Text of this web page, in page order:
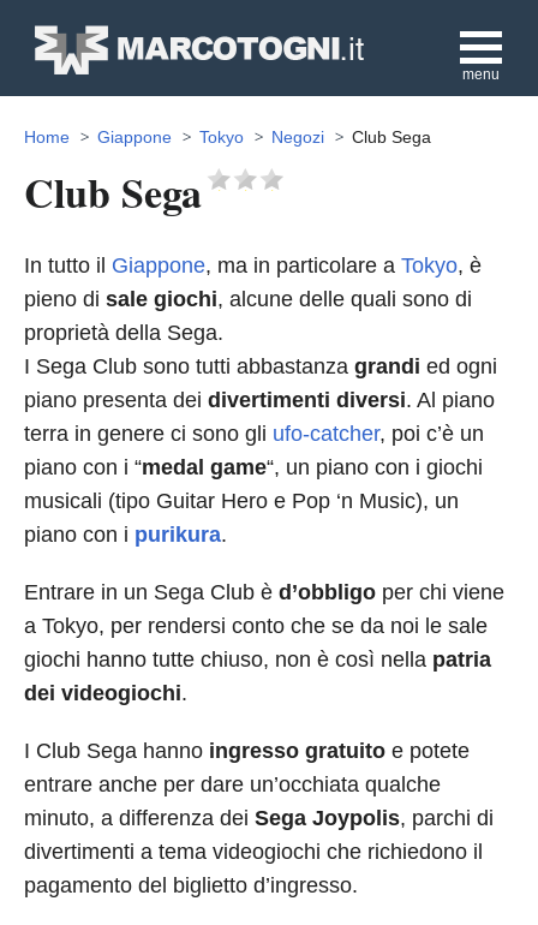
menu
Home Giappone Tokyo Negozi Club Sega
Club Sega
In tutto il Giappone, ma in particolare a Tokyo, è
pieno di sale giochi, alcune delle quali sono di
proprietà della Sega.
I Sega Club sono tutti abbastanza grandi ed ogni
piano presenta dei divertimenti diversi. Al piano
terra in genere ci sono gli ufo-catcher, poi c’è un
piano con i “medal game“, un piano con i giochi
musicali (tipo Guitar Hero e Pop ‘n Music), un
piano con i purikura.
Entrare in un Sega Club è d’obbligo per chi viene
a Tokyo, per rendersi conto che se da noi le sale
giochi hanno tutte chiuso, non è così nella patria
dei videogiochi.
I Club Sega hanno ingresso gratuito e potete
entrare anche per dare un’occhiata qualche
minuto, a differenza dei Sega Joypolis, parchi di
divertimenti a tema videogiochi che richiedono il
pagamento del biglietto d’ingresso.